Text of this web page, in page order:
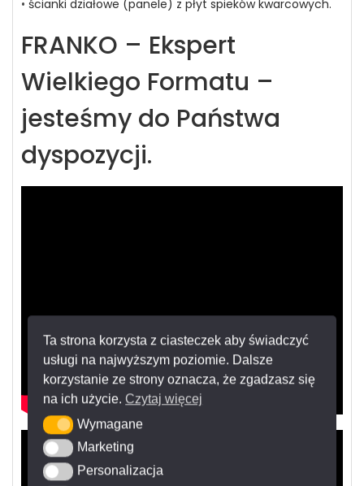
Ta strona korzysta z ciasteczek aby świadczyć
usługi na najwyższym poziomie. Dalsze
korzystanie ze strony oznacza, że zgadzasz się
na ich użycie. Czytaj więcej
WymaganeWymagane
MarketingMarketing
Personalizacja
Personalizacja
• ścianki działowe (panele) z płyt spieków kwarcowych.
FRANKO – Ekspert
Wielkiego Formatu –
jesteśmy do Państwa
dyspozycji.